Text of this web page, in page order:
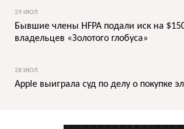
29 ИЮЛ
Бывшие члены HFPA подали иск на
владельцев «Золотого глобуса»
28 ИЮЛ
Apple выиграла суд по делу о покупке